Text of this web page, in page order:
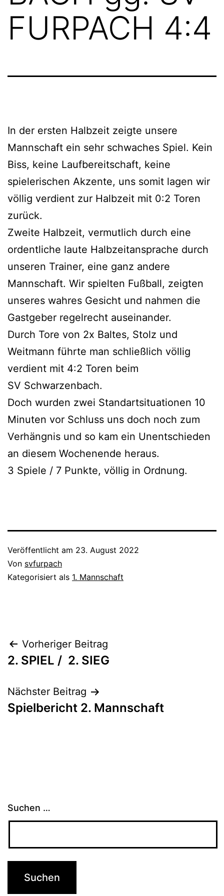
FURPACH 4:4
In der ersten Halbzeit zeigte unsere
Mannschaft ein sehr schwaches Spiel. Kein
Biss, keine Laufbereitschaft, keine
spielerischen Akzente, uns somit lagen wir
völlig verdient zur Halbzeit mit 0:2 Toren
zurück.
Zweite Halbzeit, vermutlich durch eine
ordentliche laute Halbzeitansprache durch
unseren Trainer, eine ganz andere
Mannschaft. Wir spielten Fußball, zeigten
unseres wahres Gesicht und nahmen die
Gastgeber regelrecht auseinander.
Durch Tore von 2x Baltes, Stolz und
Weitmann führte man schließlich völlig
verdient mit 4:2 Toren beim
SV Schwarzenbach.
Doch wurden zwei Standartsituationen 10
Minuten vor Schluss uns doch noch zum
Verhängnis und so kam ein Unentschieden
an diesem Wochenende heraus.
3 Spiele / 7 Punkte, völlig in Ordnung.
Veröffentlicht am 23. August 2022
Von svfurpach
Kategorisiert als 1. Mannschaft
Beitragsnavigation
Vorheriger Beitrag
2. SPIEL / 2. SIEG
Nächster Beitrag
Spielbericht 2. Mannschaft
Suchen …